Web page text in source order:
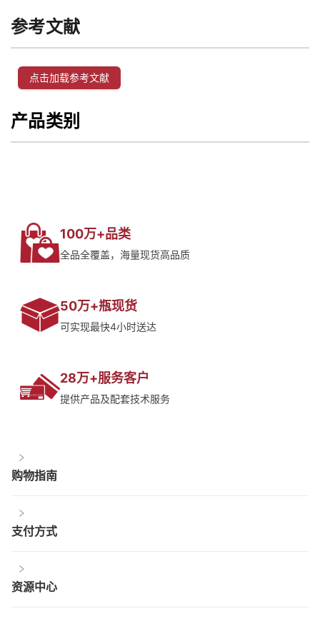
参考文献
点击加载参考文献
产品类别
100万+品类
全品全覆盖，海量现货高品质
50万+瓶现货
可实现最快4小时送达
28万+服务客户
提供产品及配套技术服务
购物指南
支付方式
资源中心